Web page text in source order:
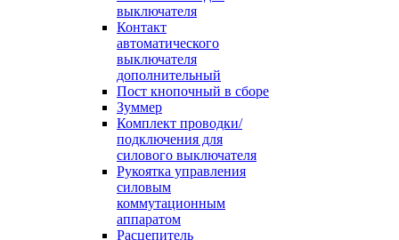
выключателя
Контакт
автоматического
выключателя
дополнительный
Пост кнопочный в сборе
Зуммер
Комплект проводки/
подключения для
силового выключателя
Рукоятка управления
силовым
коммутационным
аппаратом
Расцепитель